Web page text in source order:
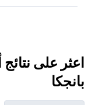
اعثر على
بانجكا